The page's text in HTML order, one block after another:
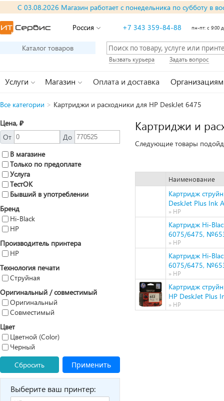
С 03.08.2026 Магазин работает с понедельника по субботу в
Россия +7 343 359-84-88 пн-пт: с 9:00
Каталог товаров
Вызвать курьера Задать вопрос
Услуги Магазин Оплата и доставка Организациям
Все категории > Картриджи и расходники для HP DeskJet 6475
Цена, ₽
От
До
В магазине
Только по предоплате
Услуга
ТестОК
Бывший в употреблении
Бренд
Hi-Black
HP
Производитель принтера
HP
Технология печати
Струйная
Оригинальный / совместимый
Оригинальный
Совместимый
Цвет
Цветной (Color)
Черный
Сбросить
Применить
Выберите ваш принтер:
Картриджи и
Следующие товары
Наименование
Картридж
DeskJet Plus Ink
» HP
Картридж Hi-
6075/6475,
» HP
Картридж Hi-
6075/6475,
» HP
Картридж
HP DeskJet Plus
» HP